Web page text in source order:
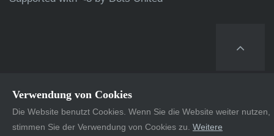
Verwendung von Cookies
Die Website benutzt Cookies. Wenn Sie die Website weiter nutzen,
stimmen Sie der Verwendung von Cookies zu. Weitere